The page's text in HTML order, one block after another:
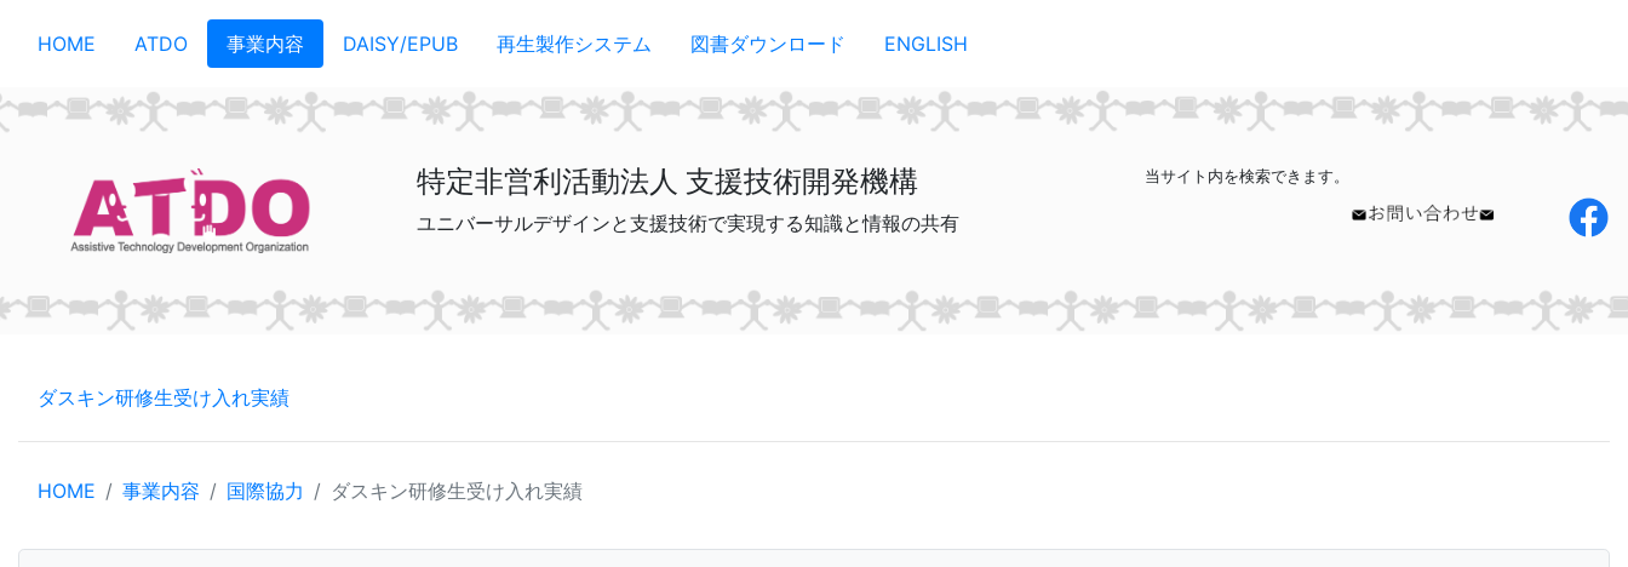
メインコンテンツへスキップ
HOME ATDO 事業内容 DAISY/EPUB 再生製作システム 図書ダウンロード ENGLISH
特定非営利活動法人 支援技術開発機構
ユニバーサルデザインと支援技術で実現する知識と情報の共有
当サイト内を検索できます。
ダスキン研修生受け入れ実績
HOME 事業内容 国際協力 ダスキン研修生受け入れ実績